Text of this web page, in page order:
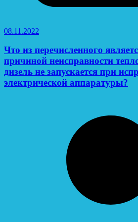
08.11.2022
Что из перечисленного
причиной неисправности
дизель не запускается при
электрической аппаратуры?